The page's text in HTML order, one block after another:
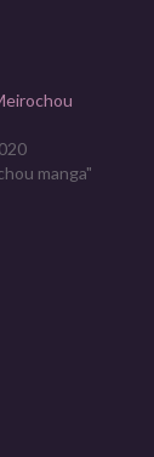
manga"